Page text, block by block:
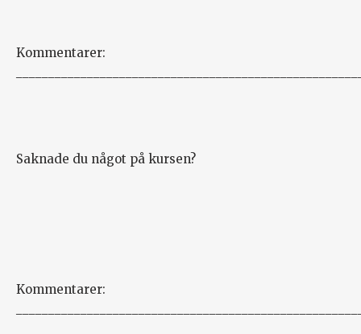
Kommentarer:
Saknade du något på kursen?
Kommentarer: